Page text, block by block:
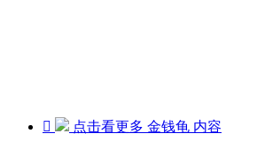
 点击看更多 金钱龟 内容